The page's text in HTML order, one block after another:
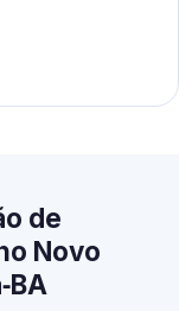
de
Novo